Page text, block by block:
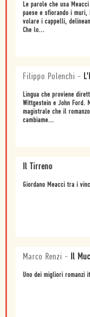
Le parole che usa
paese e sfiorando i
volare i cappelli,
Che lo...
Filippo Polenchi -
Lingua che proviene
Wittgestein e John Ford.
magistrale che il
cambiame...
Il Tirreno
Giordano Meacci tra i
Marco Renzi - Il
Uno dei migliori romanzi